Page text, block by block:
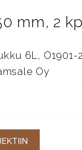
mm, 2
6L,
Oy